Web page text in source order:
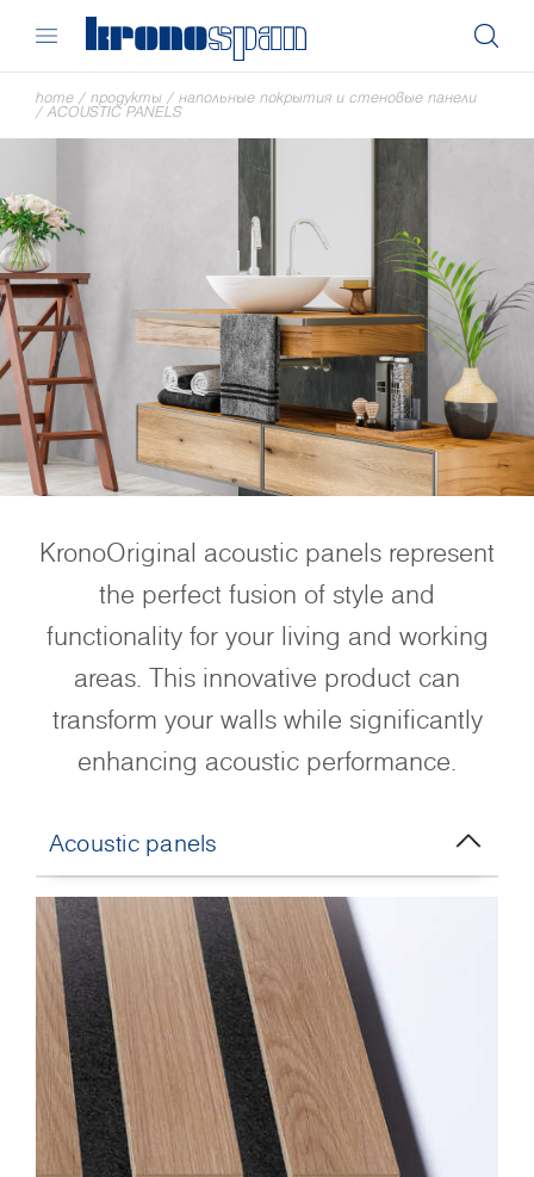
home / продукты / напольные покрытия и стеновые панели
/ACOUSTIC PANELS
KronoOriginal acoustic panels represent
the perfect fusion of style and
functionality for your living and working
areas. This innovative product can
transform your walls while significantly
enhancing acoustic performance.
Acoustic panels